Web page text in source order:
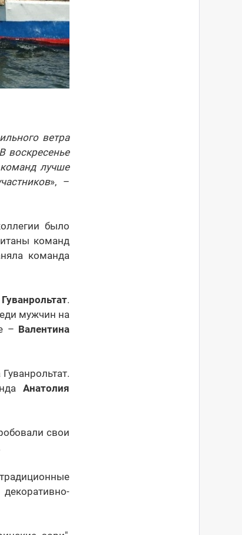
ветра
воскресенье
лучше
», –
было
команд
команда
.
мужчин на
– Валентина
Анатолия
свои